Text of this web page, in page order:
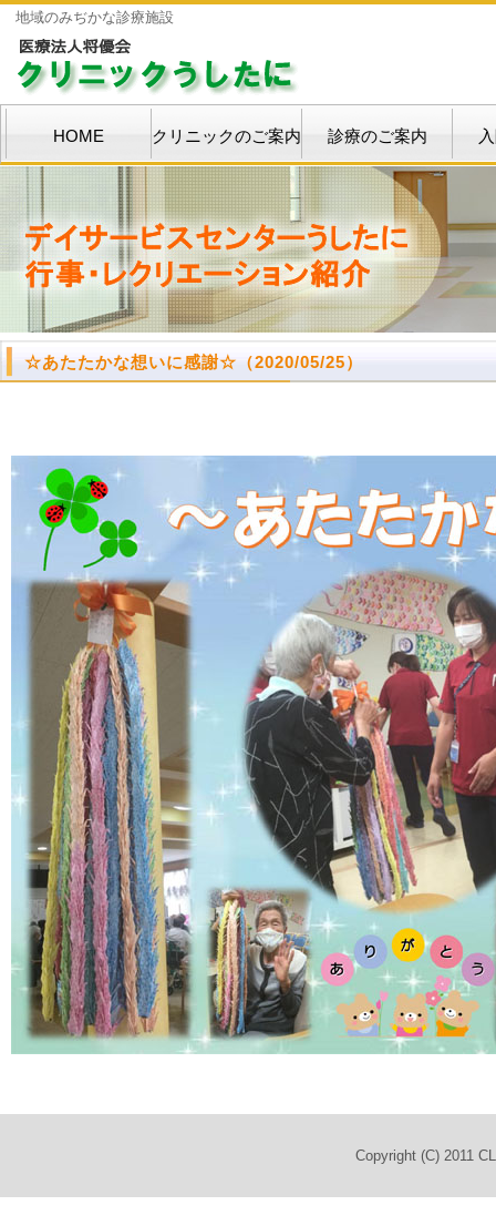
地域のみぢかな診療施設
HOME クリニックのご案内 診療のご案内
☆あたたかな想いに感謝☆ （2020/05/25）
Copyright (C) 2011